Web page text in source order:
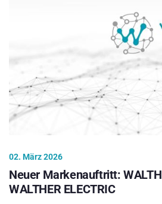
02. März 2026
Neuer Markenauftritt:
WALTHER ELECTRIC